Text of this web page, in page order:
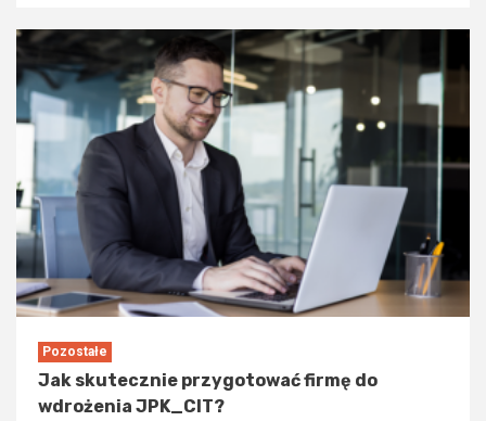
Pozostałe
Jak skutecznie przygotować firmę do
wdrożenia JPK_CIT?